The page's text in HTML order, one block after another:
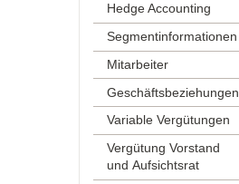
Hedge Accounting
Segmentinformationen
Mitarbeiter
Geschäftsbeziehungen
Variable Vergütungen
Vergütung Vorstand
und Aufsichtsrat